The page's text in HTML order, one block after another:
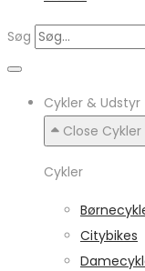
Søg
Cykler & Udstyr
Close
Cykler
Citybikes